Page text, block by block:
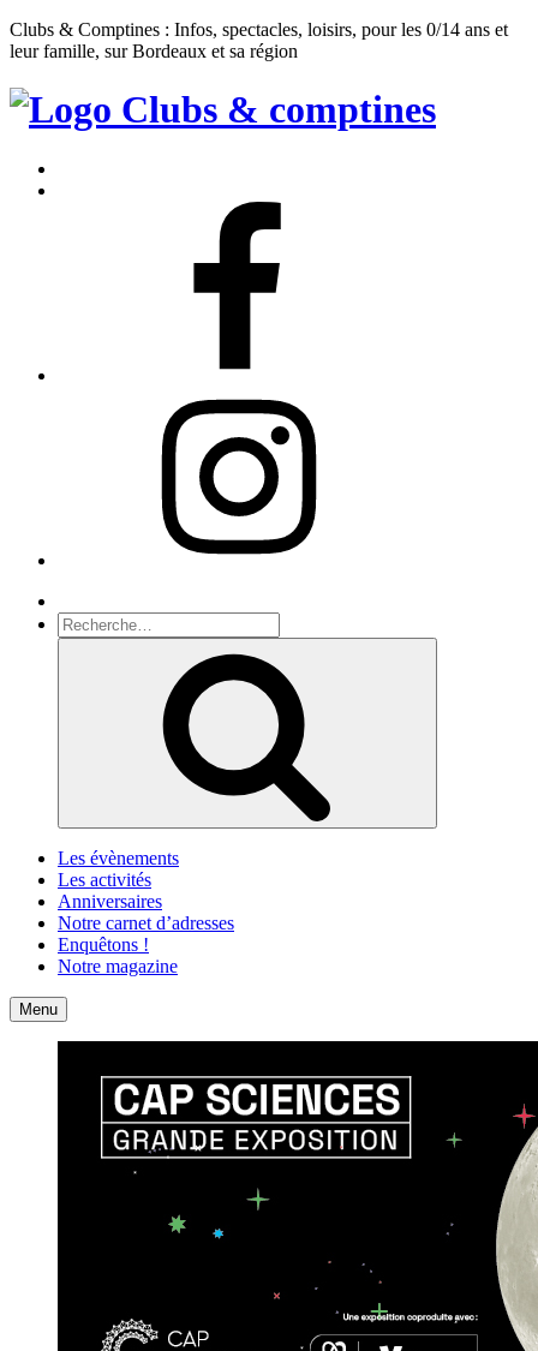
Clubs & Comptines : Infos, spectacles, loisirs, pour les 0/14 ans et
leur famille, sur Bordeaux et sa région
Clubs
Comptines
Recherche
pour
Les évènements
Les activités
Anniversaires
Notre carnet d’adresses
Enquêtons !
Notre magazine
Accueil
Menu Contact